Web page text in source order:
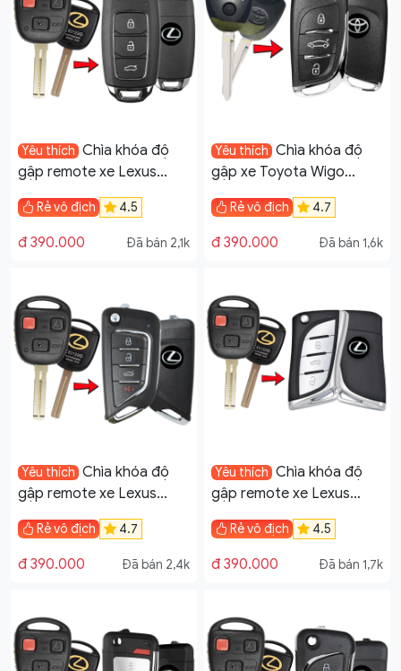
Yêu thích Chìa khóa độ
gập xe Toyota Wigo
remote học lệnh mẫu V11
Rẻ vô địch 4.7
đ 390.000 Đã bán 1,6k
Yêu thích Chìa khóa độ
gập remote xe Lexus
LX470 GX470 3 tự học
lệnh mẫu V28
Rẻ vô địch 4.5
đ 390.000 Đã bán 2,1k
Yêu thích Chìa khóa độ
gập remote xe Lexus
LX470 GX470 3 tự học
lệnh mẫu V19
Rẻ vô địch 4.5
đ 390.000 Đã bán 1,7k
Yêu thích Chìa khóa độ
gập remote xe Lexus
LX470 GX470 3 tự học
lệnh mẫu V21
Rẻ vô địch 4.7
đ 390.000 Đã bán 2,4k